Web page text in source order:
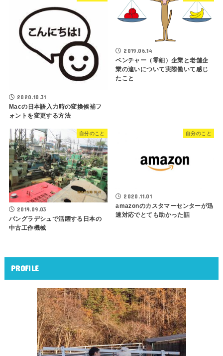
2020.10.31
Macの日本語入力時の変換候補フ
ォントを変更する方法
2019.06.14
ベンチャー（零細）企業と老舗企
業の違いについて実際働いて感じ
たこと
自分のこと
2019.09.03
バングラデシュで活躍する日本の
中古工作機械
自分のこと
2020.11.01
amazonのカスタマーセンターが迅
速対応でとても助かった話
PROFILE